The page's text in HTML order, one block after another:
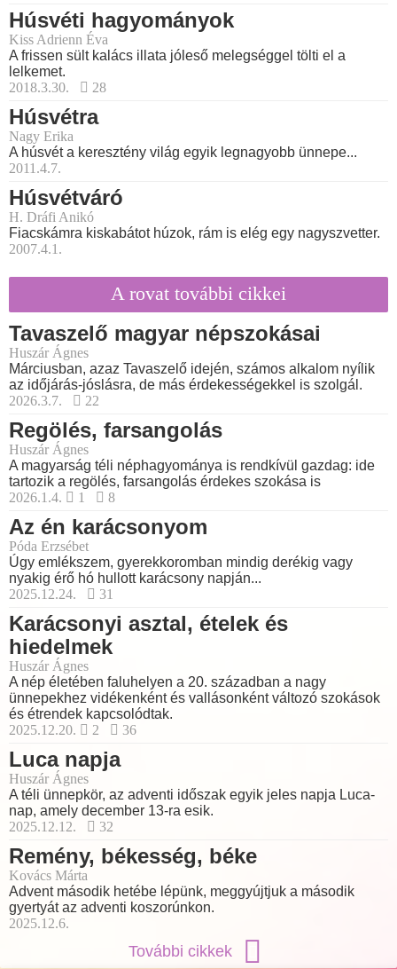
Húsvéti hagyományok
Kiss Adrienn Éva
A frissen sült kalács illata jóleső melegséggel tölti el a
lelkemet.
2018.3.30.
28
Húsvétra
Nagy Erika
A húsvét a keresztény világ egyik legnagyobb ünnepe...
2011.4.7.
Húsvétváró
H. Dráfi Anikó
Fiacskámra kiskabátot húzok, rám is elég egy nagyszvetter.
2007.4.1.
A rovat további cikkei
Tavaszelő magyar népszokásai
Huszár Ágnes
Márciusban, azaz Tavaszelő idején, számos alkalom nyílik
az időjárás-jóslásra, de más érdekességekkel is szolgál.
2026.3.7.
22
Regölés, farsangolás
Huszár Ágnes
A magyarság téli néphagyománya is rendkívül gazdag: ide
tartozik a regölés, farsangolás érdekes szokása is
2026.1.4.
1 8
Az én karácsonyom
Póda Erzsébet
Úgy emlékszem, gyerekkoromban mindig derékig vagy
nyakig érő hó hullott karácsony napján...
2025.12.24.
31
Karácsonyi asztal, ételek és
hiedelmek
Huszár Ágnes
A nép életében faluhelyen a 20. században a nagy
ünnepekhez vidékenként és vallásonként változó szokások
és étrendek kapcsolódtak.
2025.12.20.
2 36
Luca napja
Huszár Ágnes
A téli ünnepkör, az adventi időszak egyik jeles napja Luca-
nap, amely december 13-ra esik.
2025.12.12.
32
Remény, békesség, béke
Kovács Márta
Advent második hetébe lépünk, meggyújtjuk a második
gyertyát az adventi koszorúnkon.
2025.12.6.
További cikkek